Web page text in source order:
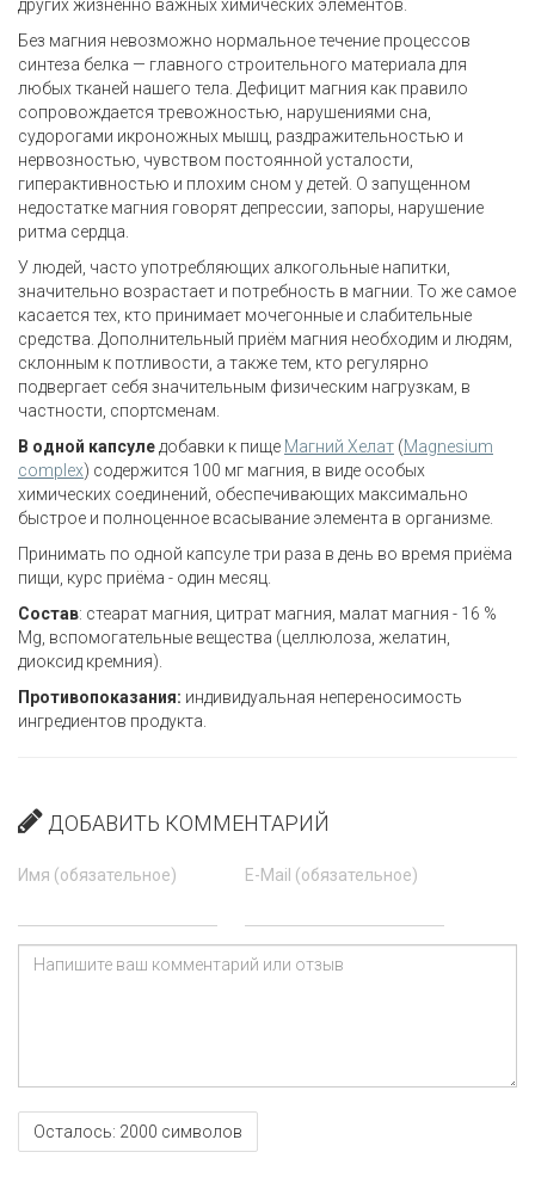
других жизненно важных химических элементов.
Без магния невозможно нормальное течение процессов
синтеза белка — главного строительного материала для
любых тканей нашего тела. Дефицит магния как правило
сопровождается тревожностью, нарушениями сна,
судорогами икроножных мышц, раздражительностью и
нервозностью, чувством постоянной усталости,
гиперактивностью и плохим сном у детей. О запущенном
недостатке магния говорят депрессии, запоры, нарушение
ритма сердца.
У людей, часто употребляющих алкогольные напитки,
значительно возрастает и потребность в магнии. То же самое
касается тех, кто принимает мочегонные и слабительные
средства. Дополнительный приём магния необходим и людям,
склонным к потливости, а также тем, кто регулярно
подвергает себя значительным физическим нагрузкам, в
частности, спортсменам.
В одной капсуледобавки к пище Магний Хелат (Magnesium
complex) содержится 100 мг магния, в виде особых
химических соединений, обеспечивающих максимально
быстрое и полноценное всасывание элемента в организме.
Принимать по одной капсуле три раза в день во время приёма
пищи, курс приёма - один месяц.
Состав: стеарат магния, цитрат магния, малат магния - 16 %
Mg, вспомогательные вещества (целлюлоза, желатин,
диоксид кремния).
Противопоказания: индивидуальная непереносимость
ингредиентов продукта.
ДОБАВИТЬ КОММЕНТАРИЙ
Имя (обязательное) E-Mail (обязательное)
Осталось: 2000 символов